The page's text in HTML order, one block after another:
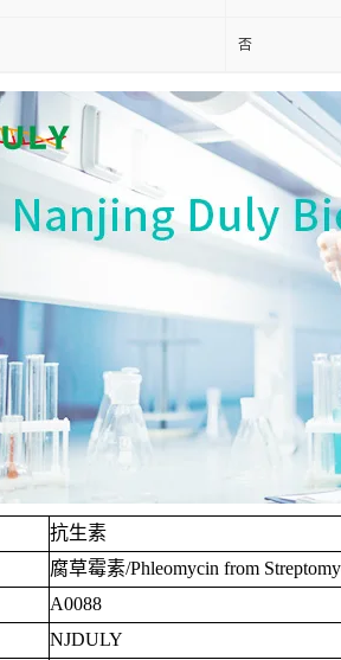
否
抗生素
腐草霉素/Phleomycin from
A0088
NJDULY